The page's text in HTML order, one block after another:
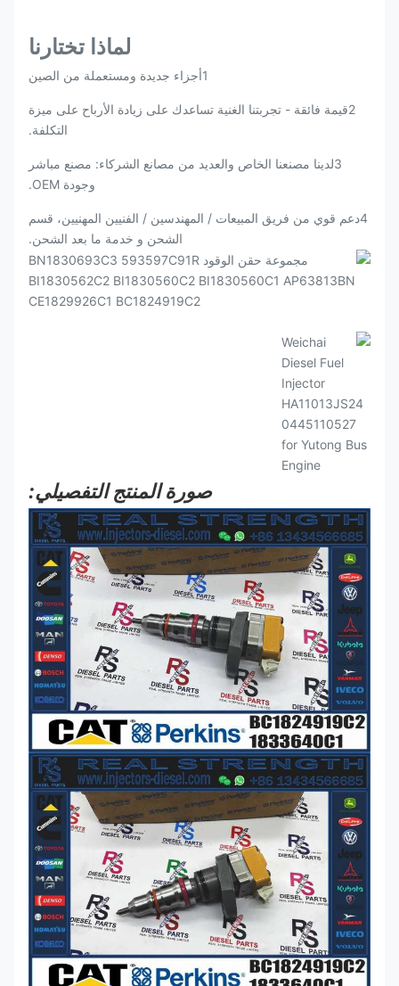
لماذا تختارنا
1أجزاء جديدة ومستعملة من الصين
2قيمة فائقة - تجربتنا الغنية تساعدك على زيادة الأرباح على ميزة
التكلفة.
3لدينا مصنعنا الخاص والعديد من مصانع الشركاء: مصنع مباشر
وجودة OEM.
4دعم قوي من فريق المبيعات / المهندسين / الفنيين المهنيين، قسم
الشحن و خدمة ما بعد الشحن.
صورة المنتج التفصيلي: